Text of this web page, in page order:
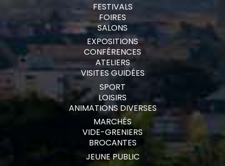
FESTIVALS
FOIRES
SALONS
EXPOSITIONS
CONFÉRENCES
ATELIERS
VISITES GUIDÉES
SPORT
LOISIRS
ANIMATIONS DIVERSES
MARCHÉS
VIDE-GRENIERS
BROCANTES
JEUNE PUBLIC